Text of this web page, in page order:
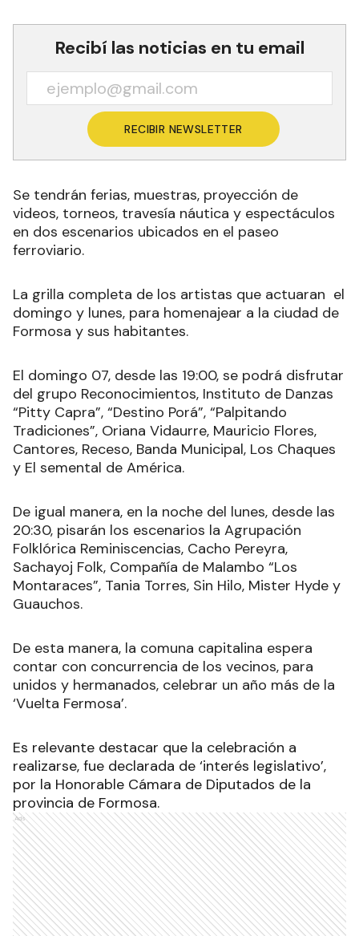
Recibí las noticias en tu email
RECIBIR NEWSLETTER
Se tendrán ferias, muestras, proyección de
videos, torneos, travesía náutica y espectáculos
en dos escenarios ubicados en el paseo
ferroviario.
La grilla completa de los artistas que actuaran el
domingo y lunes, para homenajear a la ciudad de
Formosa y sus habitantes.
El domingo 07, desde las 19:00, se podrá disfrutar
del grupo Reconocimientos, Instituto de Danzas
“Pitty Capra”, “Destino Porá”, “Palpitando
Tradiciones”, Oriana Vidaurre, Mauricio Flores,
Cantores, Receso, Banda Municipal, Los Chaques
y El semental de América.
De igual manera, en la noche del lunes, desde las
20:30, pisarán los escenarios la Agrupación
Folklórica Reminiscencias, Cacho Pereyra,
Sachayoj Folk, Compañía de Malambo “Los
Montaraces”, Tania Torres, Sin Hilo, Mister Hyde y
Guauchos.
De esta manera, la comuna capitalina espera
contar con concurrencia de los vecinos, para
unidos y hermanados, celebrar un año más de la
‘Vuelta Fermosa’.
Es relevante destacar que la celebración a
realizarse, fue declarada de ‘interés legislativo’,
por la Honorable Cámara de Diputados de la
provincia de Formosa.
Ads